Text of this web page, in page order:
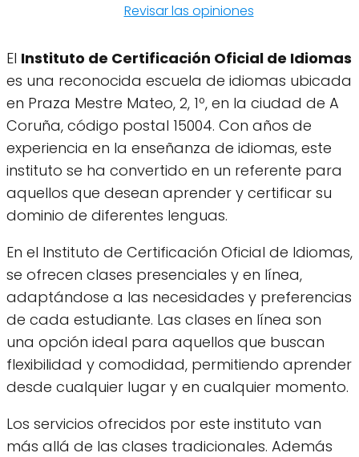
Revisar las opiniones
El Instituto de Certificación Oficial de Idiomas
es una reconocida escuela de idiomas ubicada
en Praza Mestre Mateo, 2, 1º, en la ciudad de A
Coruña, código postal 15004. Con años de
experiencia en la enseñanza de idiomas, este
instituto se ha convertido en un referente para
aquellos que desean aprender y certificar su
dominio de diferentes lenguas.
En el Instituto de Certificación Oficial de Idiomas,
se ofrecen clases presenciales y en línea,
adaptándose a las necesidades y preferencias
de cada estudiante. Las clases en línea son
una opción ideal para aquellos que buscan
flexibilidad y comodidad, permitiendo aprender
desde cualquier lugar y en cualquier momento.
Los servicios ofrecidos por este instituto van
más allá de las clases tradicionales. Además